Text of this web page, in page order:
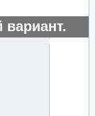
#53926